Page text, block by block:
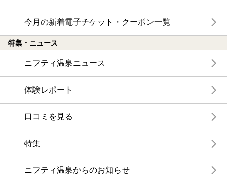
今月の新着電子チケット・クーポン一覧
特集・ニュース
ニフティ温泉ニュース
体験レポート
口コミを見る
特集
ニフティ温泉からのお知らせ